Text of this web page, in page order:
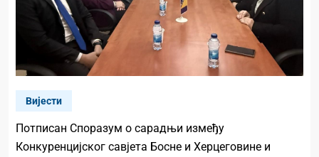
Вијести
Потписан Споразум о сарадњи између
Конкуренцијског савјета Босне и Херцеговине и